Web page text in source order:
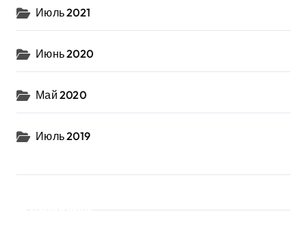
Июль 2021
Июнь 2020
Май 2020
Июль 2019